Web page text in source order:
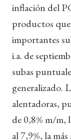
inflación del
productos
importantes
i.a. de
subas
generalizado.
alentadoras,
de 0,8% m/m,
al 7,9%, la